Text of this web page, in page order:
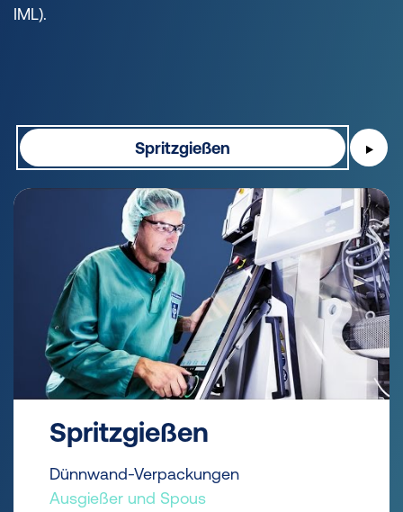
IML).
Spritzgießen ▶
Spritzgießen
Dünnwand-Verpackungen
Ausgießer und Spous